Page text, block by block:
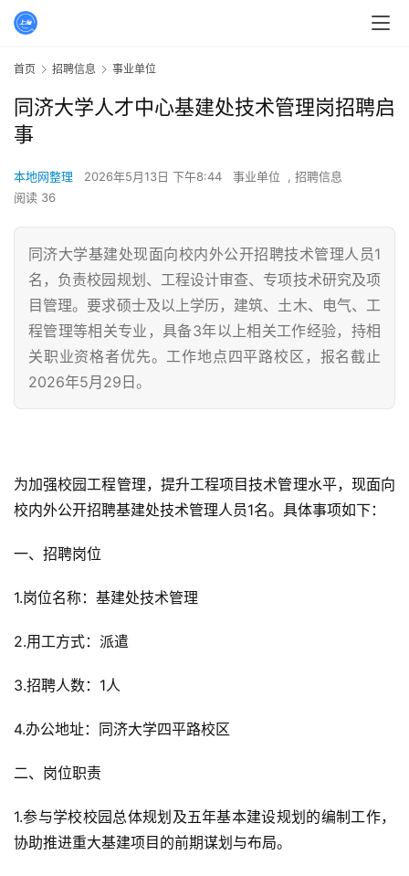
首页 招聘信息 事业单位
同济大学人才中心基建处技术管理岗招聘启
事
本地网整理 2026年5月13日 下午8:44 事业单位 , 招聘信息
阅读 36
同济大学基建处现面向校内外公开招聘技术管理人员1
名，负责校园规划、工程设计审查、专项技术研究及项
目管理。要求硕士及以上学历，建筑、土木、电气、工
程管理等相关专业，具备3年以上相关工作经验，持相
关职业资格者优先。工作地点四平路校区，报名截止
2026年5月29日。
为加强校园工程管理，提升工程项目技术管理水平，现面向
校内外公开招聘基建处技术管理人员1名。具体事项如下：
一、招聘岗位
1.岗位名称：基建处技术管理
2.用工方式：派遣
3.招聘人数：1人
4.办公地址：同济大学四平路校区
二、岗位职责
1.参与学校校园总体规划及五年基本建设规划的编制工作，
协助推进重大基建项目的前期谋划与布局。